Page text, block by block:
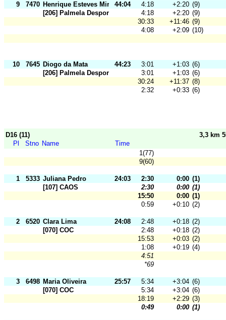
9 7470 Henrique Esteves Miranda
44:04 4:18 +2:20 (9)
[206] Palmela Desporto
4:18 +2:20 (9)
30:33
+11:46 (9)
4:08
+2:09 (10)
10 7645 Diogo da Mata 44:23 3:01 +1:03 (6)
[206] Palmela Desporto
3:01 +1:03 (6)
30:24
+11:37 (8)
2:32
+0:33 (6)
D16 (11)
3,3 km
Pl
Stno Name
Time
1(77)
9(60)
1 5333 Juliana Pedro 24:03 2:30 0:00 (1)
[107] CAOS
2:30 0:00 (1)
15:50
0:00 (1)
0:59
+0:10 (2)
2 6520 Clara Lima 24:08 2:48 +0:18 (2)
[070] COC
2:48 +0:18 (2)
15:53
+0:03 (2)
1:08
+0:19 (4)
4:51
*69
3 6498 Maria Oliveira 25:57 5:34 +3:04 (6)
[070] COC
5:34 +3:04 (6)
18:19
+2:29 (3)
0:49
0:00 (1)